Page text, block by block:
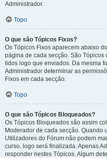
Administrador.
Topo
O que são Tópicos Fixos?
Os Tópicos Fixos aparecem abaixo
página de cada secção. São
lidos logo que enviados. Da mesma
Administrador determinar as
Fixos em cada secção.
Topo
O que são Tópicos Bloqueados?
Os Tópicos Bloqueados são assim
Moderador de cada secção. Quando
Utilizadores do Fórum não podem
curso, logo será finalizada. Apenas
responder nestes Tópicos. Algum